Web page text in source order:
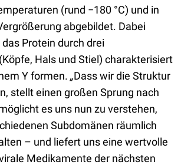
(rund −180 °C) und in
abgebildet. Dabei
Protein durch drei
Hals und Stiel) charakterisiert
Y formen. „Dass wir die Struktur
stellt einen großen Sprung nach
es uns nun zu verstehen,
Subdomänen räumlich
– und liefert uns eine wertvolle
Medikamente der nächsten